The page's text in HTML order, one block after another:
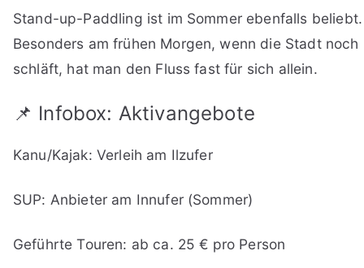
Stand-up-Paddling ist im Sommer ebenfalls beliebt.
Besonders am frühen Morgen, wenn die Stadt noch
schläft, hat man den Fluss fast für sich allein.
📌 Infobox: Aktivangebote
Kanu/Kajak: Verleih am Ilzufer
SUP: Anbieter am Innufer (Sommer)
Geführte Touren: ab ca. 25 € pro Person